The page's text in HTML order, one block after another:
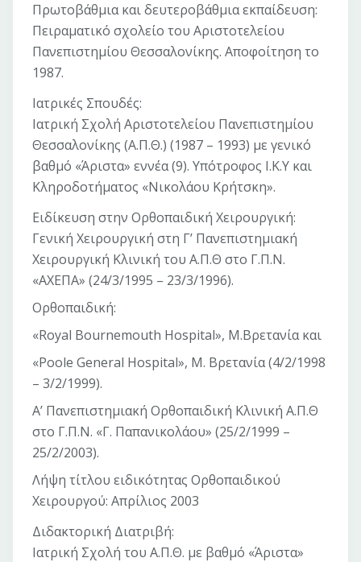
Πρωτοβάθμια και δευτεροβάθμια εκπαίδευση:
Πειραματικό σχολείο του Αριστοτελείου
Πανεπιστημίου Θεσσαλονίκης. Αποφοίτηση το
1987.
Ιατρικές Σπουδές:
Ιατρική Σχολή Αριστοτελείου Πανεπιστημίου
Θεσσαλονίκης (Α.Π.Θ.) (1987 – 1993) με γενικό
βαθμό «Άριστα» εννέα (9). Yπότροφος Ι.Κ.Υ και
Κληροδοτήματος «Νικολάου Κρήτσκη».
Ειδίκευση στην Ορθοπαιδική Χειρουργική:
Γενική Χειρουργική στη Γ’ Πανεπιστημιακή
Χειρουργική Κλινική του Α.Π.Θ στο Γ.Π.Ν.
«ΑΧΕΠΑ» (24/3/1995 – 23/3/1996).
Ορθοπαιδική:
«Royal Bournemouth Hospital», Μ.Βρετανία και
«Poole General Hospital», Μ. Βρετανία (4/2/1998
– 3/2/1999).
Α’ Πανεπιστημιακή Ορθοπαιδική Κλινική Α.Π.Θ
στο Γ.Π.Ν. «Γ. Παπανικολάου» (25/2/1999 –
25/2/2003).
Λήψη τίτλου ειδικότητας Ορθοπαιδικού
Χειρουργού: Απρίλιος 2003
Διδακτορική Διατριβή:
Ιατρική Σχολή του Α.Π.Θ. με βαθμό «Άριστα»